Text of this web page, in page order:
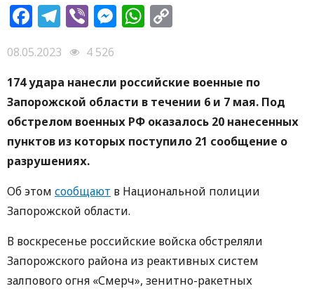
Facebook
Telegram
ViberMessenger
WhatsApp
08.05.2023
4 526
174 удара нанесли российские военные по
Запорожской области в течении 6 и 7 мая. Под
обстрелом военных РФ оказалось 20 нанесенных
пунктов из которых поступило 21 сообщение о
разрушениях.
Об этом сообщают в Национальной полиции
Запорожской области.
В воскресенье российские войска обстреляли
Запорожского района из реактивных систем
залпового огня «Смерч», зенитно-ракетных